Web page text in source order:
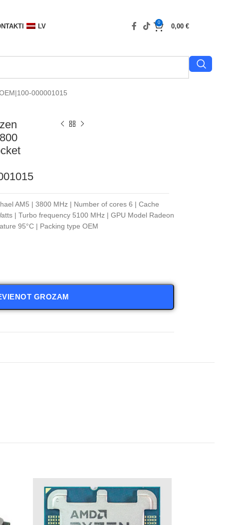
LV
0
0,00 €
000001015
AM5 | 3800 MHz | Number of cores 6 | Cache
| Turbo frequency 5100 MHz | GPU Model Radeon
95°C | Packing type OEM
GROZAM